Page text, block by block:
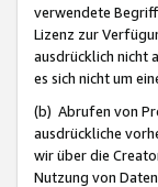
verwendete
Lizenz zur
ausdrücklich nicht
es sich nicht um
(b) Abrufen von
ausdrückliche
wir über die
Nutzung von